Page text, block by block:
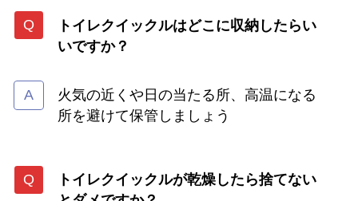
トイレクイックルはどこに収納したらい
いですか？
火気の近くや日の当たる所、高温になる
所を避けて保管しましょう
トイレクイックルが乾燥したら捨てない